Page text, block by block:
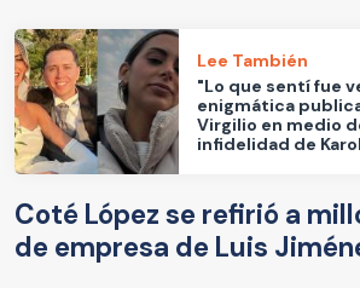
Lee También
"Lo que sentí fue
enigmática
Virgilio en medio
infidelidad de
Coté López se refirió a
de empresa de Luis